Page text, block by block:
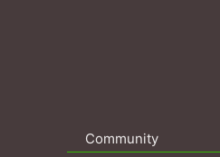
Community